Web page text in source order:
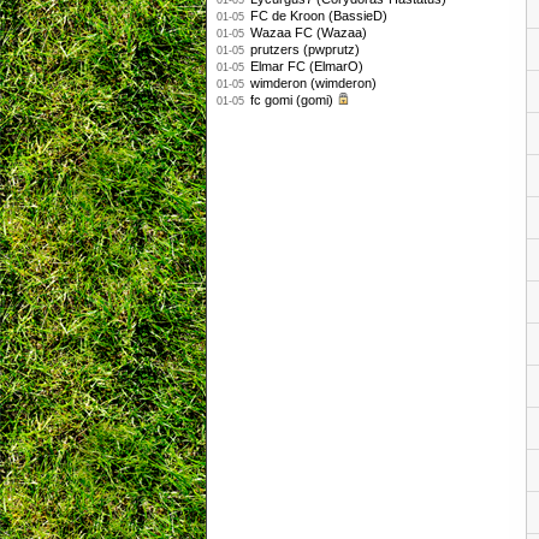
01-05 FC de Kroon (BassieD)
01-05 Wazaa FC (Wazaa)
01-05 prutzers (pwprutz)
01-05 Elmar FC (ElmarO)
01-05 wimderon (wimderon)
01-05 fc gomi (gomi)